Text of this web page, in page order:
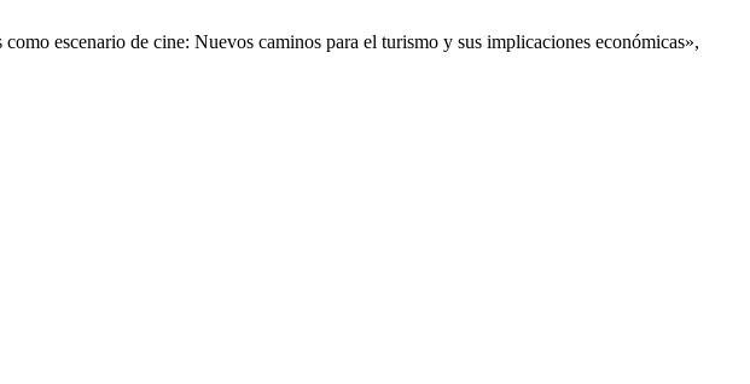
escenario de cine: Nuevos caminos para el turismo y sus implicaciones económicas»,